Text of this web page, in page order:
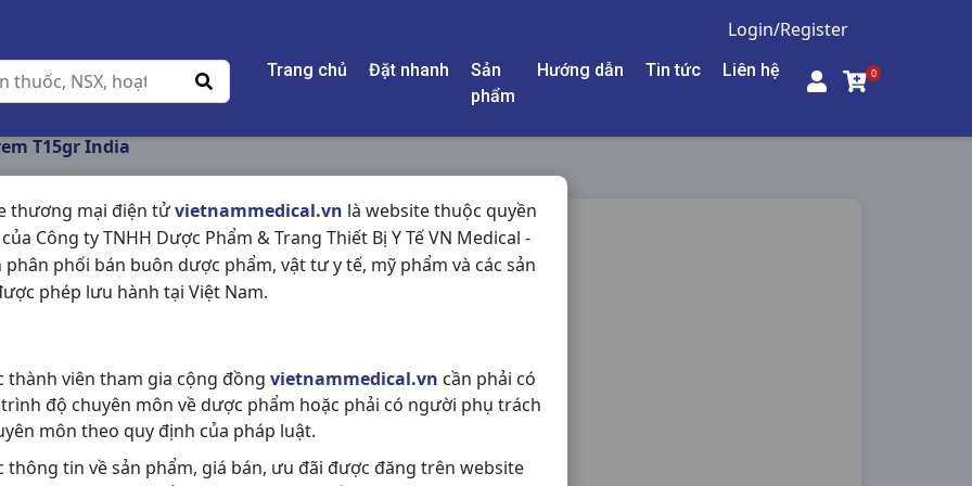
Login/Register
Trang chủ Đặt nhanh
Sản
phẩm
Hướng dẫn Tin tức Liên hệ 0
thương mại điện tửvietnammedical.vn là website thuộc quyền
Công ty TNHH Dược Phẩm & Trang Thiết Bị Y Tế VN Medical -
phân phối bán buôn dược phẩm, vật tư y tế, mỹ phẩm và các sản
phép lưu hành tại Việt Nam.
thành viên tham gia cộng đồng vietnammedical.vn cần phải có
độ chuyên môn về dược phẩm hoặc phải có người phụ trách
môn theo quy định của pháp luật.
thông tin về sản phẩm, giá bán, ưu đãi được đăng trên website
T15gr India
CALCREM T15GR INDIA
NSX:India
Chia sẻ qua mạng xã hội: